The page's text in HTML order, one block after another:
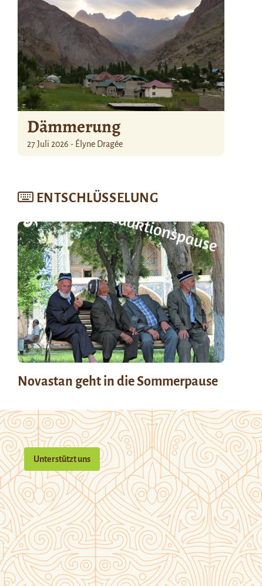
Dämmerung
27 Juli 2026 - Élyne Dragée
ENTSCHLÜSSELUNG
Novastan geht in die Sommerpause
Unterstützt uns